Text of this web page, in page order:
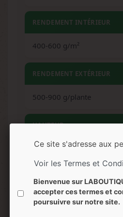
RENDEMENT INTÉRIEUR
400-600 g/m²
RENDEMENT EXTÉRIEUR
500-900 g/plante
HAUTEUR
80-100 cm (intérieur) /
(extérieur)
ARÔMES
Ce site s'adresse aux
Voir les Termes et
Bienvenue sur
accepter ces termes et
poursuivre sur notre site.